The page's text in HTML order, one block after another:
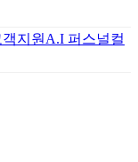
객지원 A.I 퍼스널컬